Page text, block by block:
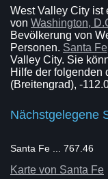
West Valley City ist
von Washington,
Bevölkerung von
Personen. Santa Fe
Valley City. Sie
Hilfe der folgenden
(Breitengrad), -
Nächstgelegene
Santa Fe ... 767.46
Karte von Santa Fe